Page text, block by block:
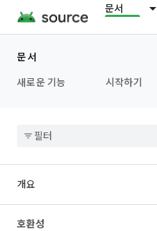
문서
문서
새로운 기능
시작하기
개요
호환성